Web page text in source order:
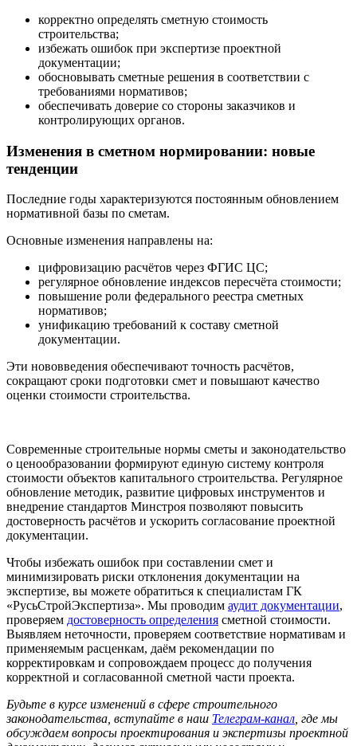
корректно определять сметную стоимость
строительства;
избежать ошибок при экспертизе проектной
документации;
обосновывать сметные решения в соответствии с
требованиями нормативов;
обеспечивать доверие со стороны заказчиков и
контролирующих органов.
Изменения в сметном нормировании: новые
тенденции
Последние годы характеризуются постоянным обновлением
нормативной базы по сметам.
Основные изменения направлены на:
цифровизацию расчётов через ФГИС ЦС;
регулярное обновление индексов пересчёта стоимости;
повышение роли федерального реестра сметных
нормативов;
унификацию требований к составу сметной
документации.
Эти нововведения обеспечивают точность расчётов,
сокращают сроки подготовки смет и повышают качество
оценки стоимости строительства.
Современные строительные нормы сметы и законодательство
о ценообразовании формируют единую систему контроля
стоимости объектов капитального строительства. Регулярное
обновление методик, развитие цифровых инструментов и
внедрение стандартов Минстроя позволяют повысить
достоверность расчётов и ускорить согласование проектной
документации.
Чтобы избежать ошибок при составлении смет и
минимизировать риски отклонения документации на
экспертизе, вы можете обратиться к специалистам ГК
«РусьСтройЭкспертиза». Мы проводим аудит документации,
проверяем достоверность определения сметной стоимости.
Выявляем неточности, проверяем соответствие нормативам и
применяемым расценкам, даём рекомендации по
корректировкам и сопровождаем процесс до получения
корректной и согласованной сметной части проекта.
Будьте в курсе изменений в сфере строительного
законодательства, вступайте в наш Телеграм-канал , где мы
обсуждаем вопросы проектирования и экспертизы проектной